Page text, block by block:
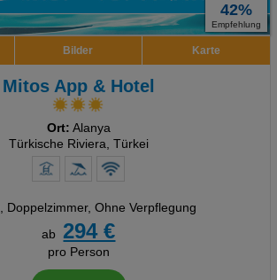
42%
Empfehlung
Bilder Karte
Mitos App & Hotel
Ort: Alanya
Türkische Riviera, Türkei
, Doppelzimmer, Ohne Verpflegung
ab
294 €
pro Person